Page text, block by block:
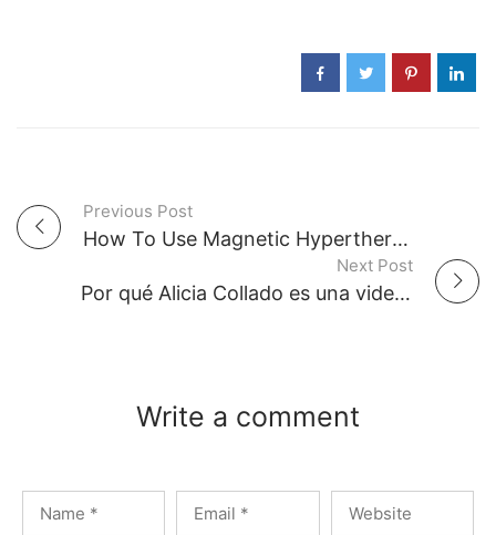
P
Previous Post
How To Use Magnetic Hyperthermia For Restorative and Pain Relief
Next Post
Por qué Alicia Collado es una vidente que no estafa
Write a comment